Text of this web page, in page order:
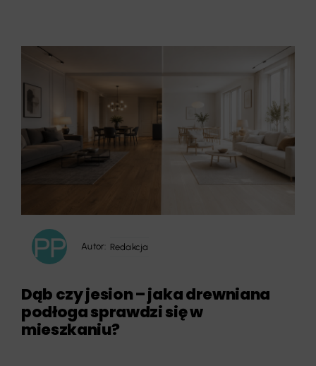
Autor: Redakcja
Dąb czy jesion – jaka drewniana
podłoga sprawdzi się w
mieszkaniu?